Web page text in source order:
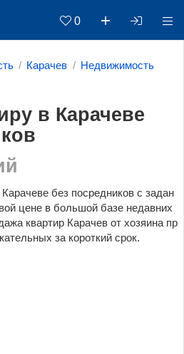
0
Карачев Недвижимость
в Карачеве
без посредников с задан
цене в большой базе недавних
квартир Карачев от хозяина пр
за короткий срок.